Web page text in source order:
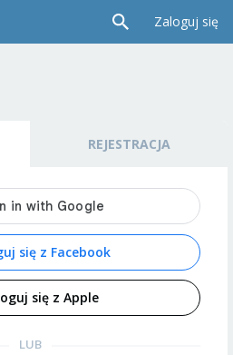
Zaloguj się
REJESTRACJA
się z Facebook
się z Apple
LUB